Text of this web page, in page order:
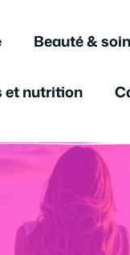
Beauté &
et nutrition